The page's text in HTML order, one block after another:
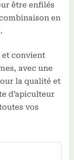
être enfilés
en
et convient
avec une
la qualité et
d’apiculteur
vos